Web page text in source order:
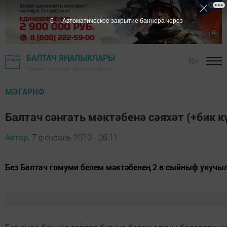
БАЛТАЧ ЯҢАЛЫКЛАРЫ
МӘГАРИФ
Балтач сәнгать мәктәбенә сәяхәт (+бик
Автор, 7 февраль 2020 - 08:11
Без Балтач гомуми белем мәктәбенең 2 в сыйныф
5 Автоматическое закрытие баннера через